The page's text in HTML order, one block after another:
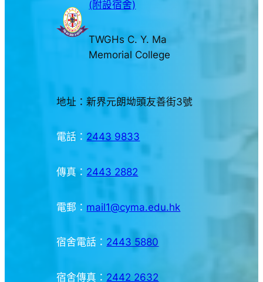
(附設宿舍)
TWGHs C. Y. Ma
Memorial College
地址：新界元朗坳頭友善街3號
電話： 2443 9833
傳真： 2443 2882
電郵： mail1@cyma.edu.hk
宿舍電話： 2443 5880
宿舍傳真： 2442 2632